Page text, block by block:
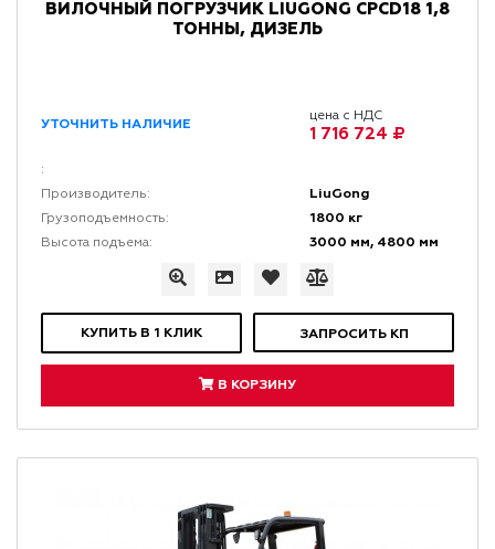
ВИЛОЧНЫЙ ПОГРУЗЧИК LIUGONG CPCD18 1,8
ТОННЫ, ДИЗЕЛЬ
УТОЧНИТЬ НАЛИЧИЕ
цена с НДС
1 716 724 ₽
:
Производитель:
LiuGong
Грузоподъемность: 1800 кг
Высота подъема: 3000 мм, 4800 мм
КУПИТЬ В 1 КЛИК ЗАПРОСИТЬ КП
В КОРЗИНУ